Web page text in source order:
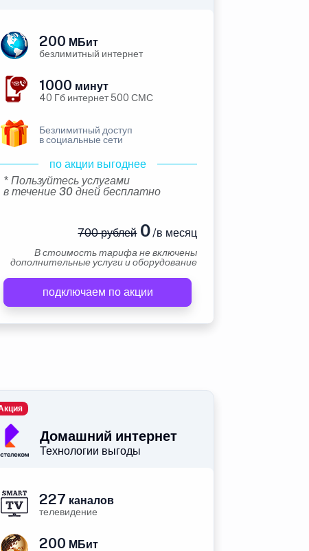
200 МБит
безлимитный интернет
1000 минут
40 Гб интернет 500 СМС
Безлимитный доступ
в социальные сети
по акции выгоднее
* Пользуйтесь услугами
в течение 30 дней бесплатно
700 рублей0/в месяц
В стоимость тарифа не включены
дополнительные услуги и оборудование
подключаем по акции
Домашний интернет
Технологии выгоды
227 каналов
телевидение
200 МБит